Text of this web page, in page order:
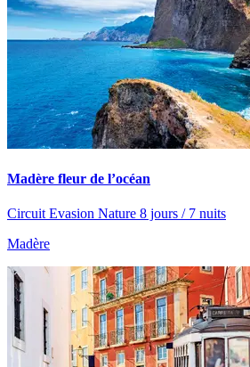
Madère fleur de l’océan
Circuit Evasion Nature 8 jours / 7 nuits
Madère